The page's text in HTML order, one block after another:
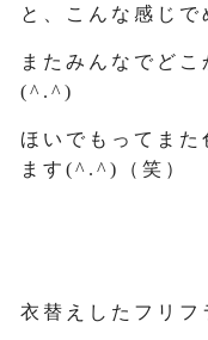
と、こんな感じ
またみんなでど
(^.^)
ほいでもってまた
ます(^.^)（笑）
衣替えしたフリフ